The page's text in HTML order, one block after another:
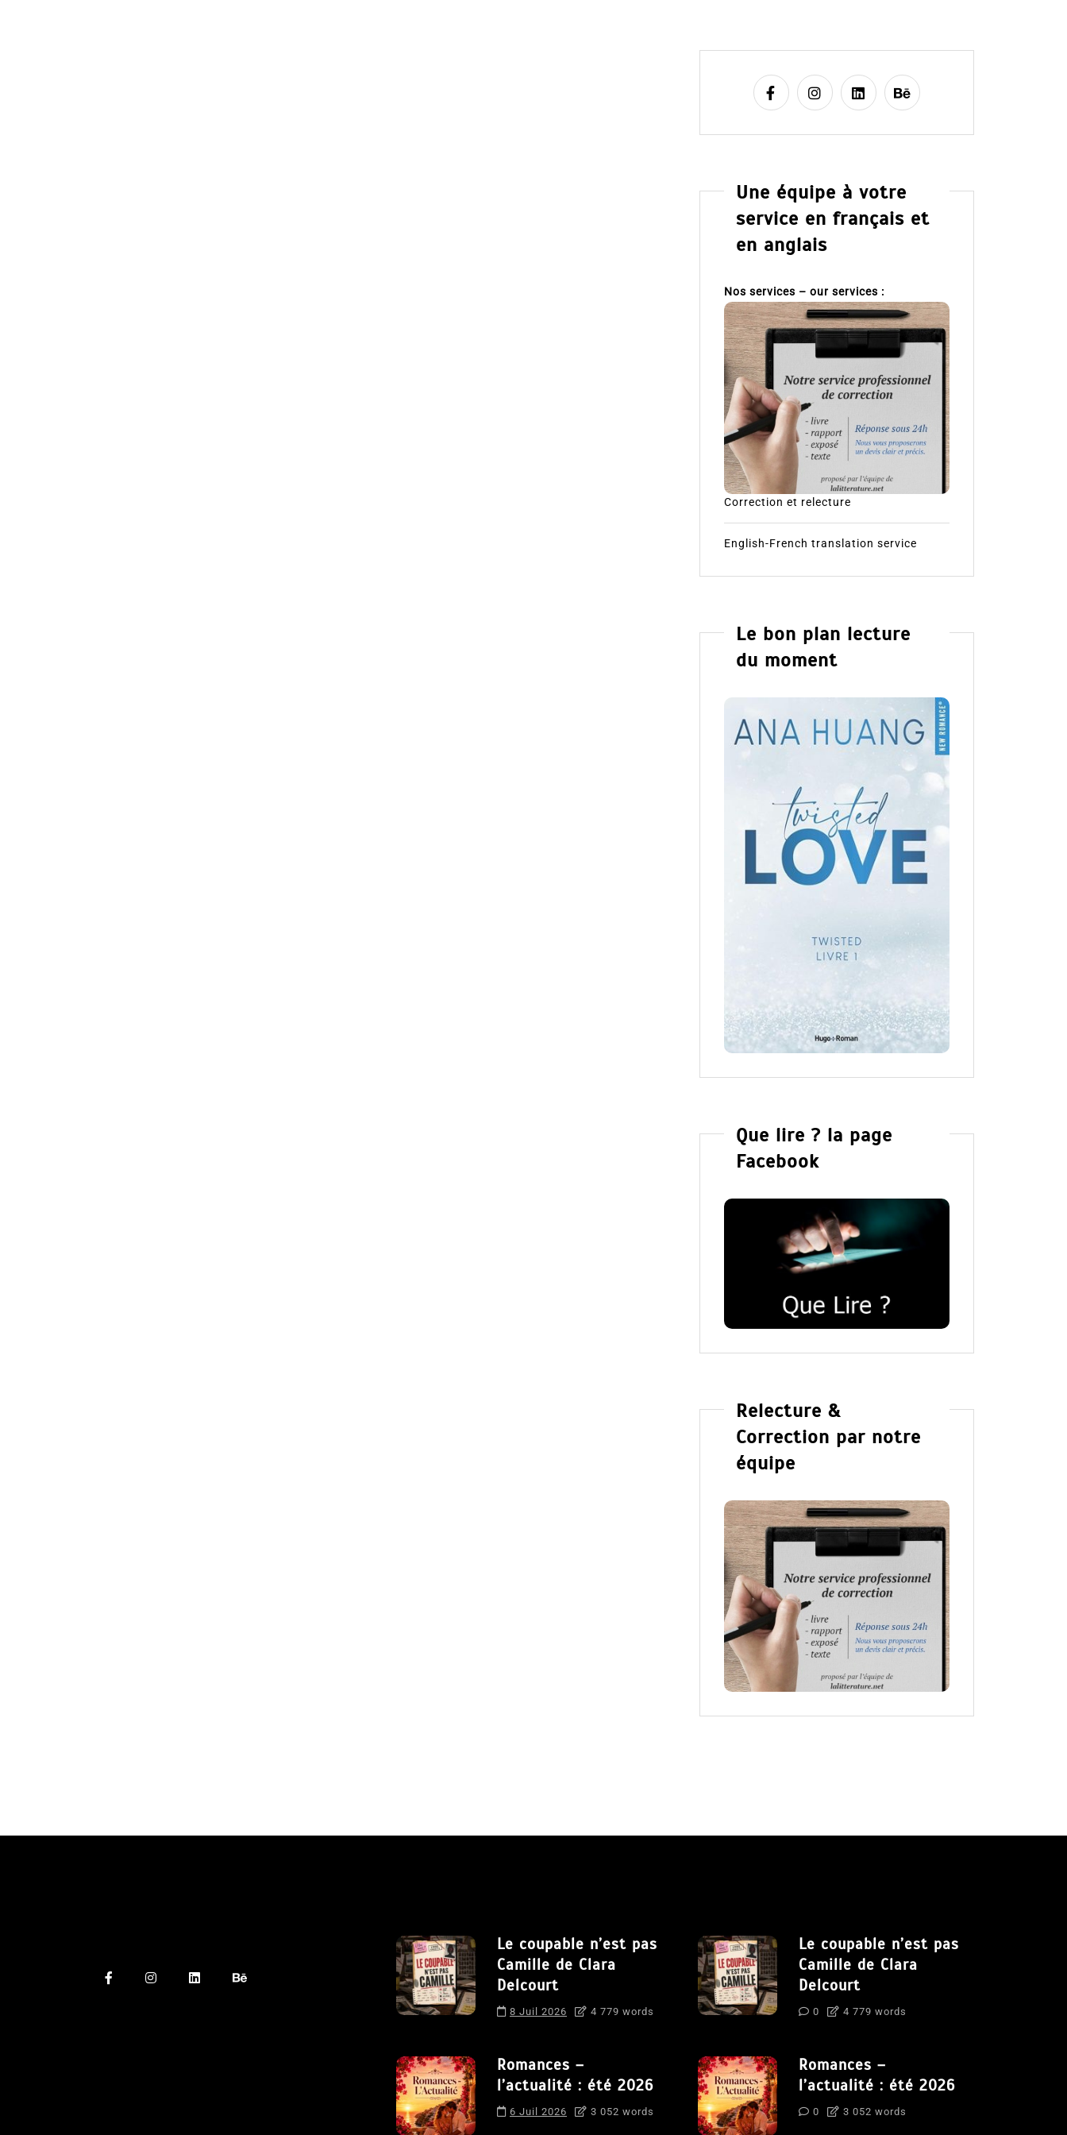
Une équipe à votre
service en français et
en anglais
Nos services – our services :
Correction et relecture
English-French translation service
Le bon plan lecture
du moment
Que lire ? la page
Facebook
Relecture &
Correction par notre
équipe
Le coupable n’est pas
Camille de Clara
Delcourt
8 Juil 2026 4 779 words
Romances –
l’actualité : été 2026
6 Juil 2026 3 052 words
Le coupable n’est pas
Camille de Clara
Delcourt
0 4 779 words
Romances –
l’actualité : été 2026
0 3 052 words